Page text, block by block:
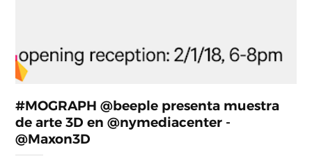
#MOGRAPH @beeple presenta muestra
de arte 3D en @nymediacenter -
@Maxon3D